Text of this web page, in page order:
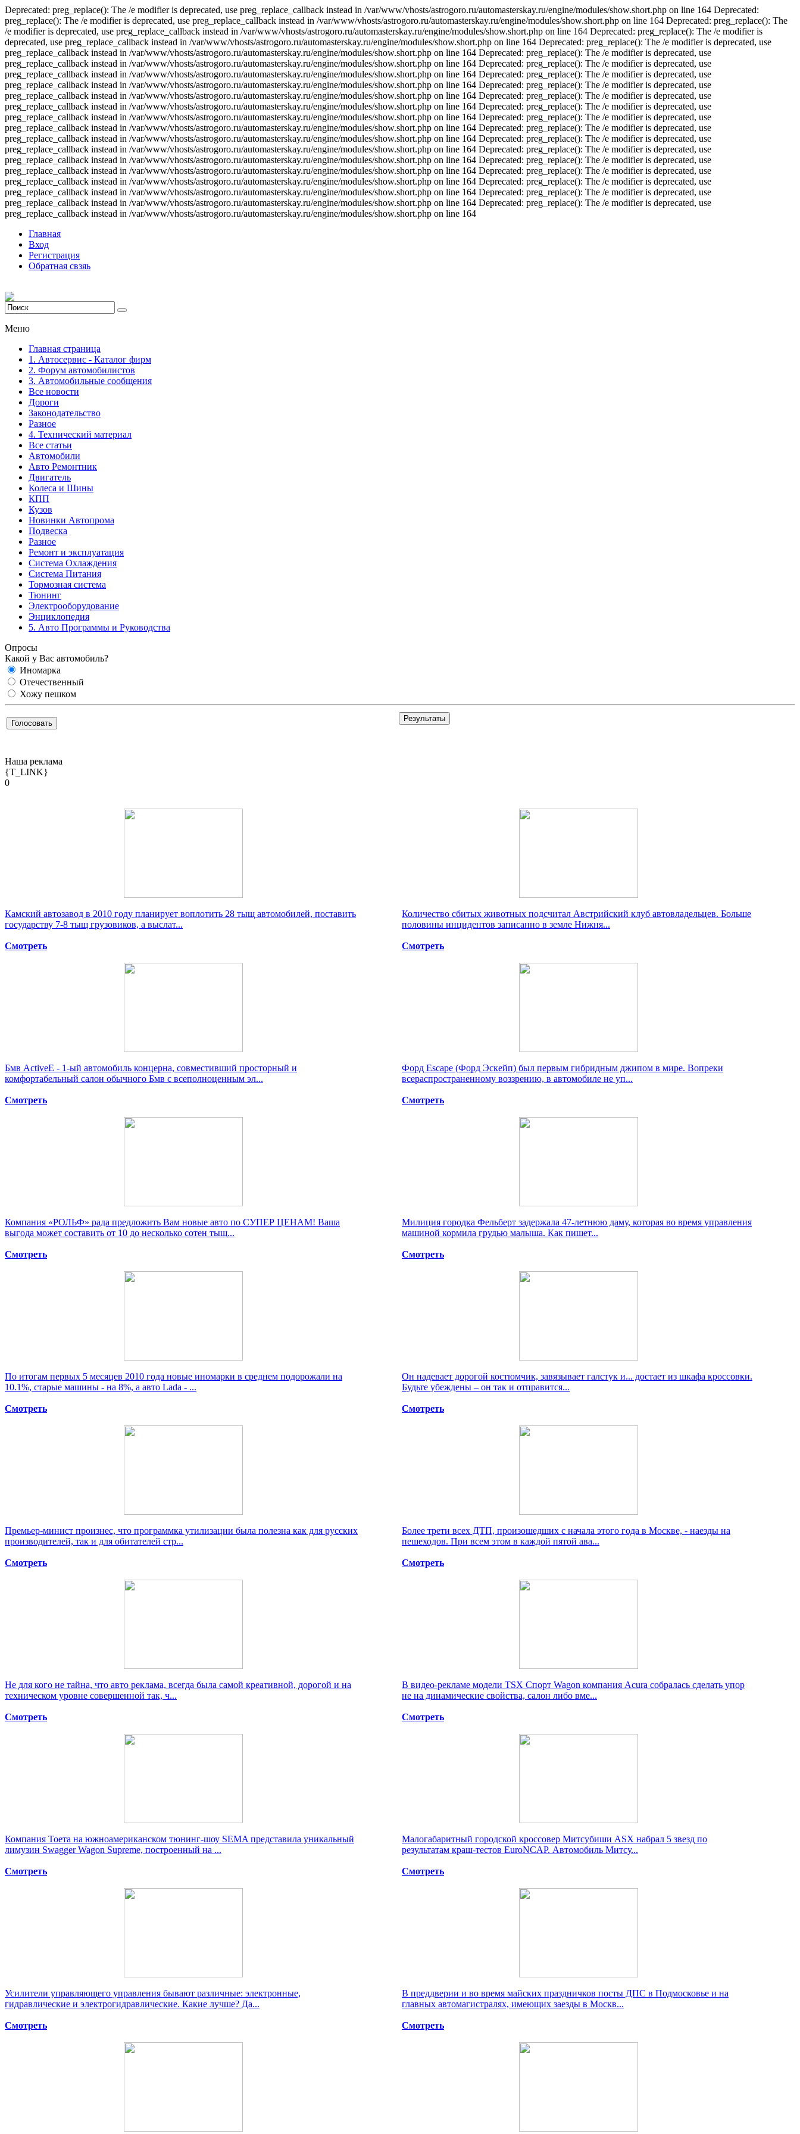
Deprecated: preg_replace(): The /e modifier is deprecated, use preg_replace_callback instead in /var/www/vhosts/astrogoro.ru/automasterskay.ru/engine/modules/show.short.php on line 164 Deprecated:
preg_replace(): The /e modifier is deprecated, use preg_replace_callback instead in /var/www/vhosts/astrogoro.ru/automasterskay.ru/engine/modules/show.short.php on line 164 Deprecated: preg_replace(): The
/e modifier is deprecated, use preg_replace_callback instead in /var/www/vhosts/astrogoro.ru/automasterskay.ru/engine/modules/show.short.php on line 164 Deprecated: preg_replace(): The /e modifier is
deprecated, use preg_replace_callback instead in /var/www/vhosts/astrogoro.ru/automasterskay.ru/engine/modules/show.short.php on line 164 Deprecated: preg_replace(): The /e modifier is deprecated, use
preg_replace_callback instead in /var/www/vhosts/astrogoro.ru/automasterskay.ru/engine/modules/show.short.php on line 164 Deprecated: preg_replace(): The /e modifier is deprecated, use
preg_replace_callback instead in /var/www/vhosts/astrogoro.ru/automasterskay.ru/engine/modules/show.short.php on line 164 Deprecated: preg_replace(): The /e modifier is deprecated, use
preg_replace_callback instead in /var/www/vhosts/astrogoro.ru/automasterskay.ru/engine/modules/show.short.php on line 164 Deprecated: preg_replace(): The /e modifier is deprecated, use
preg_replace_callback instead in /var/www/vhosts/astrogoro.ru/automasterskay.ru/engine/modules/show.short.php on line 164 Deprecated: preg_replace(): The /e modifier is deprecated, use
preg_replace_callback instead in /var/www/vhosts/astrogoro.ru/automasterskay.ru/engine/modules/show.short.php on line 164 Deprecated: preg_replace(): The /e modifier is deprecated, use
preg_replace_callback instead in /var/www/vhosts/astrogoro.ru/automasterskay.ru/engine/modules/show.short.php on line 164 Deprecated: preg_replace(): The /e modifier is deprecated, use
preg_replace_callback instead in /var/www/vhosts/astrogoro.ru/automasterskay.ru/engine/modules/show.short.php on line 164 Deprecated: preg_replace(): The /e modifier is deprecated, use
preg_replace_callback instead in /var/www/vhosts/astrogoro.ru/automasterskay.ru/engine/modules/show.short.php on line 164 Deprecated: preg_replace(): The /e modifier is deprecated, use
preg_replace_callback instead in /var/www/vhosts/astrogoro.ru/automasterskay.ru/engine/modules/show.short.php on line 164 Deprecated: preg_replace(): The /e modifier is deprecated, use
preg_replace_callback instead in /var/www/vhosts/astrogoro.ru/automasterskay.ru/engine/modules/show.short.php on line 164 Deprecated: preg_replace(): The /e modifier is deprecated, use
preg_replace_callback instead in /var/www/vhosts/astrogoro.ru/automasterskay.ru/engine/modules/show.short.php on line 164 Deprecated: preg_replace(): The /e modifier is deprecated, use
preg_replace_callback instead in /var/www/vhosts/astrogoro.ru/automasterskay.ru/engine/modules/show.short.php on line 164 Deprecated: preg_replace(): The /e modifier is deprecated, use
preg_replace_callback instead in /var/www/vhosts/astrogoro.ru/automasterskay.ru/engine/modules/show.short.php on line 164 Deprecated: preg_replace(): The /e modifier is deprecated, use
preg_replace_callback instead in /var/www/vhosts/astrogoro.ru/automasterskay.ru/engine/modules/show.short.php on line 164 Deprecated: preg_replace(): The /e modifier is deprecated, use
preg_replace_callback instead in /var/www/vhosts/astrogoro.ru/automasterskay.ru/engine/modules/show.short.php on line 164 Deprecated: preg_replace(): The /e modifier is deprecated, use
preg_replace_callback instead in /var/www/vhosts/astrogoro.ru/automasterskay.ru/engine/modules/show.short.php on line 164
Главная
Вход
Регистрация
Обратная свзяь
Меню
Главная страница
1. Автосервис - Каталог фирм
2. Форум автомобилистов
3. Автомобильные сообщения
Все новости
Дороги
Законодательство
Разное
4. Технический материал
Все статьи
Автомобили
Авто Ремонтник
Двигатель
Колеса и Шины
КПП
Кузов
Новинки Автопрома
Подвеска
Разное
Ремонт и эксплуатация
Система Охлаждения
Система Питания
Тормозная система
Тюнинг
Электрооборудование
Энциклопедия
5. Авто Программы и Руководства
Опросы
Какой у Вас автомобиль?
Иномарка
Отечественный
Хожу пешком
Наша реклама
{T_LINK}
0
Камский автозавод в 2010 году планирует воплотить 28 тыщ автомобилей, поставить
государству 7-8 тыщ грузовиков, а выслат...
Смотреть
Количество сбитых животных подсчитал Австрийский клуб автовладельцев. Больше
половины инцидентов записанно в земле Нижня...
Смотреть
Бмв ActiveE - 1-ый автомобиль концерна, совместивший просторный и
комфортабельный салон обычного Бмв с всеполноценным эл...
Смотреть
Форд Escape (Форд Эскейп) был первым гибридным джипом в мире. Вопреки
всераспространенному воззрению, в автомобиле не уп...
Смотреть
Компания «РОЛЬФ» рада предложить Вам новые авто по СУПЕР ЦЕНАМ! Ваша
выгода может составить от 10 до несколько сотен тыщ...
Смотреть
Милиция городка Фельберт задержала 47-летнюю даму, которая во время управления
машиной кормила грудью малыша. Как пишет...
Смотреть
По итогам первых 5 месяцев 2010 года новые иномарки в среднем подорожали на
10.1%, старые машины - на 8%, а авто Lada - ...
Смотреть
Он надевает дорогой костюмчик, завязывает галстук и... достает из шкафа кроссовки.
Будьте убеждены – он так и отправится...
Смотреть
Премьер-минист произнес, что программка утилизации была полезна как для русских
производителей, так и для обитателей стр...
Смотреть
Более трети всех ДТП, произошедших с начала этого года в Москве, - наезды на
пешеходов. При всем этом в каждой пятой ава...
Смотреть
Не для кого не тайна, что авто реклама, всегда была самой креативной, дорогой и на
техническом уровне совершенной так, ч...
Смотреть
В видео-рекламе модели TSX Спорт Wagon компания Acura собралась сделать упор
не на динамические свойства, салон либо вме...
Смотреть
Компания Тоета на южноамериканском тюнинг-шоу SEMA представила уникальный
лимузин Swagger Wagon Supreme, построенный на ...
Смотреть
Малогабаритный городской кроссовер Митсубиши ASX набрал 5 звезд по
результатам краш-тестов EuroNCAP. Автомобиль Митсу...
Смотреть
Усилители управляющего управления бывают различные: электронные,
гидравлические и электрогидравлические. Какие лучше? Да...
Смотреть
В преддверии и во время майских праздничков посты ДПС в Подмосковье и на
главных автомагистралях, имеющих заезды в Москв...
Смотреть